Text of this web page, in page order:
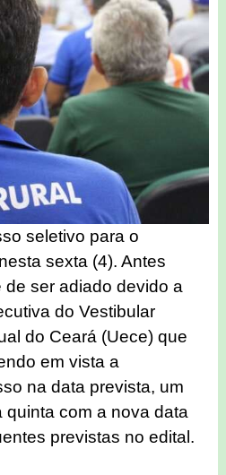
seletivo para o
sexta (4). Antes
de ser adiado devido a
do Vestibular
do Ceará (Uece) que
em vista a
na data prevista, um
com a nova data
previstas no edital.